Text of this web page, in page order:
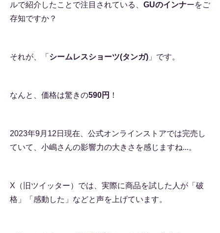
ルで紹介したことで注目されている、 GUのインナーをご
存知ですか？
それが、「 シームレスショーツ(タンガ) 」です。
なんと、価格は驚きの590円 ！
2023年9月12日現在、公式オンラインストアでは完売し
ていて、小嶋さんの影響力の大きさを感じますね...。
X（旧ツイッター）では、実際に商品を試した人が「破
格」「感動した」などと声を上げています。